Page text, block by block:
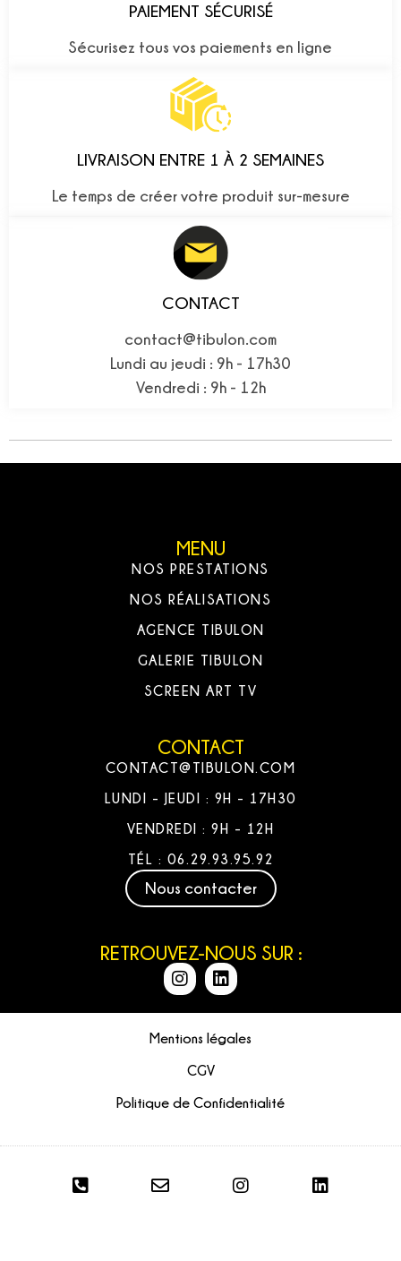
PAIEMENT SÉCURISÉ
Sécurisez tous vos paiements en ligne
LIVRAISON ENTRE 1 À 2 SEMAINES
Le temps de créer votre produit sur-mesure
CONTACT
contact@tibulon.com
Lundi au jeudi : 9h - 17h30
Vendredi : 9h - 12h
MENU
NOS PRESTATIONS
NOS RÉALISATIONS
AGENCE TIBULON
GALERIE TIBULON
SCREEN ART TV
CONTACT
CONTACT@TIBULON.COM
LUNDI - JEUDI : 9H - 17H30
VENDREDI : 9H - 12H
TÉL : 06.29.93.95.92
Nous contacter
RETROUVEZ-NOUS SUR :
Mentions légales
CGV
Politique de Confidentialité